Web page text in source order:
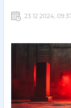
23 12 2024,